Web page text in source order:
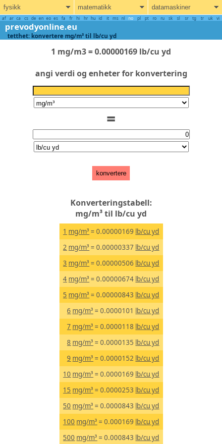
fysikk matematikk datamaskiner
af ar ca cs de en eo es fa fr hi hr hu id it ms nl no pl pt ro ru sk sl sr tg tr uk vi
prevodyonline.eu
tetthet: konvertere mg/m³ til lb/cu yd
1 mg/m3 = 0.00000169 lb/cu yd
angi verdi og enheter for konvertering
=
konvertere
Konverteringstabell:
mg/m³ til lb/cu yd
1 mg/m³= 0.00000169 lb/cu yd
2 mg/m³= 0.00000337 lb/cu yd
3 mg/m³= 0.00000506 lb/cu yd
4 mg/m³= 0.00000674 lb/cu yd
5 mg/m³= 0.00000843 lb/cu yd
6 mg/m³= 0.0000101 lb/cu yd
7 mg/m³= 0.0000118 lb/cu yd
8 mg/m³= 0.0000135 lb/cu yd
9 mg/m³= 0.0000152 lb/cu yd
10 mg/m³= 0.0000169 lb/cu yd
15 mg/m³= 0.0000253 lb/cu yd
50 mg/m³= 0.0000843 lb/cu yd
100 mg/m³= 0.000169 lb/cu yd
500 mg/m³= 0.000843 lb/cu yd